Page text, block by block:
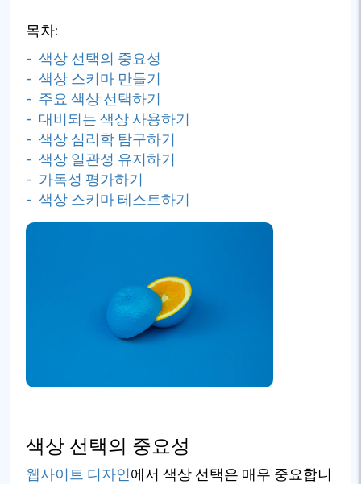
목차:
- 색상 선택의 중요성
- 색상 스키마 만들기
- 주요 색상 선택하기
- 대비되는 색상 사용하기
- 색상 심리학 탐구하기
- 색상 일관성 유지하기
- 가독성 평가하기
- 색상 스키마 테스트하기
색상 선택의 중요성
웹사이트 디자인에서 색상 선택은 매우 중요합니